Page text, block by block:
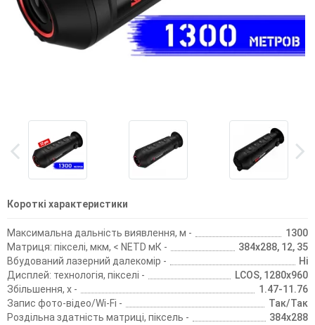
Короткі характеристики
Максимальна дальність виявлення, м -
1300
Матриця: пікселі, мкм, < NETD мК -
384х288, 12, 35
Вбудований лазерний далекомір -
Ні
Дисплей: технологія, пікселі -
LCOS, 1280х960
Збільшення, х -
1.47-11.76
Запис фото-відео/Wi-Fi -
Так/Так
Роздільна здатність матриці, піксель -
384х288